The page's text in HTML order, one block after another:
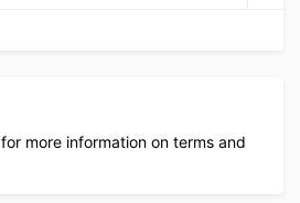
for more information on terms and